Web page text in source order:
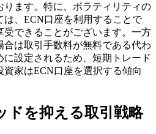
ます。特に、ボラティリティの
、ECN口座を利用することで
できることがございます。一方
は取引手数料が無料である代わ
に設定されるため、短期トレード
家はECN口座を選択する傾向
ドを抑える取引戦略